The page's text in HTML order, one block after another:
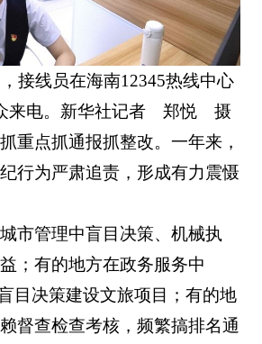
接线员在海南12345热线中心
来电。新华社记者 郑悦 摄
重点抓通报抓整改。一年来，
行为严肃追责，形成有力震慑
市管理中盲目决策、机械执
；有的地方在政务服务中
目决策建设文旅项目；有的地
督查检查考核，频繁搞排名通